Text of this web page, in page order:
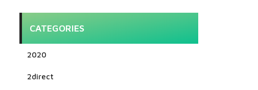
CATEGORIES
2020
2direct